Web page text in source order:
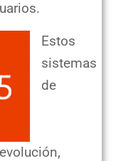
Estos
sistemas
de